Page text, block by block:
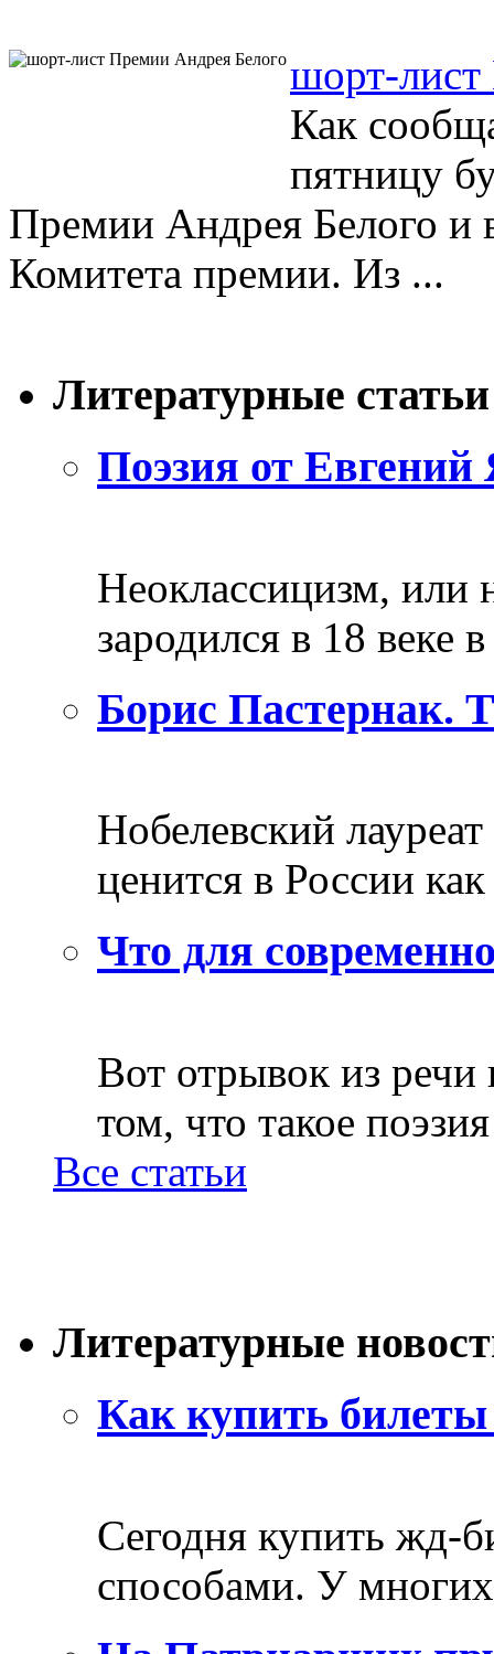
шорт-
Как
пятницу
Премии Андрея Белого и
Комитета премии. Из ...
Литературные статьи
Поэзия от Евгений
Неоклассицизм, или
зародился в 18 веке
Борис Пастернак.
Нобелевский
ценится в России
Что для
Вот отрывок из
том, что такое
Все статьи
Литературные
Как купить билеты
Сегодня купить жд-
способами. У